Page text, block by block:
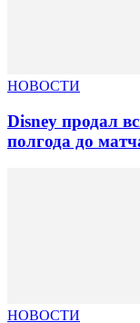
НОВОСТИ
Disney продал
полгода до
НОВОСТИ